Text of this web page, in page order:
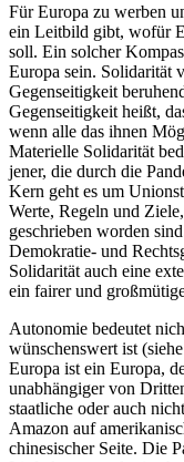
Für Europa zu werben
ein Leitbild gibt, wofür
soll. Ein solcher
Europa sein. Solidarität
Gegenseitigkeit
Gegen­seitigkeit heißt,
wenn alle das ihnen
Materielle Solidarität
jener, die durch die
Kern geht es um
Werte, Regeln und
geschrieben worden
Demokratie- und
Solidarität auch eine
ein fairer und
Autonomie bedeutet
wünschenswert ist (siehe
Europa ist ein Europa,
unabhängiger von
staatliche oder auch
Amazon auf
chinesischer Seite. Die